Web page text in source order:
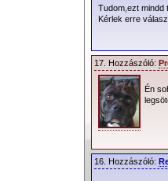
Tudom,ezt mindd
Kérlek erre
17. Hozzászóló:
Én
16. Hozzászóló: